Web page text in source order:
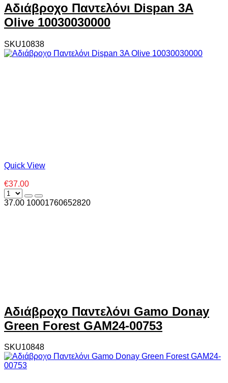
Αδιάβροχο Παντελόνι Dispan 3A
Olive 10030030000
SKU10838
Quick View
€37.00
37.00 10001760652820
Αδιάβροχο Παντελόνι Gamo Donay
Green Forest GAM24-00753
SKU10848